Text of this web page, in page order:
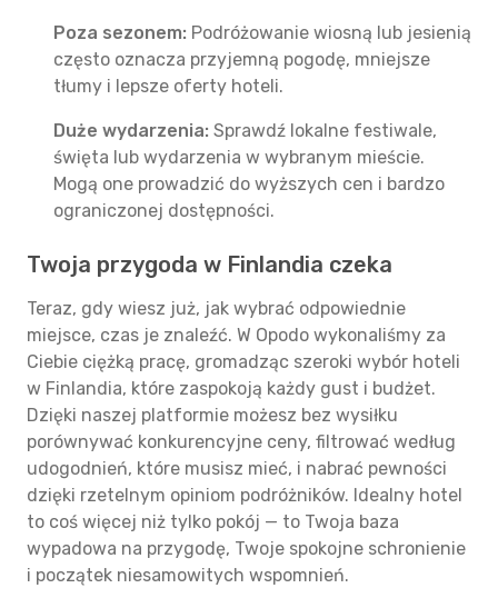
Poza sezonem: Podróżowanie wiosną lub jesienią
często oznacza przyjemną pogodę, mniejsze
tłumy i lepsze oferty hoteli.
Duże wydarzenia: Sprawdź lokalne festiwale,
święta lub wydarzenia w wybranym mieście.
Mogą one prowadzić do wyższych cen i bardzo
ograniczonej dostępności.
Twoja przygoda w Finlandia czeka
Teraz, gdy wiesz już, jak wybrać odpowiednie
miejsce, czas je znaleźć. W Opodo wykonaliśmy za
Ciebie ciężką pracę, gromadząc szeroki wybór hoteli
w Finlandia, które zaspokoją każdy gust i budżet.
Dzięki naszej platformie możesz bez wysiłku
porównywać konkurencyjne ceny, filtrować według
udogodnień, które musisz mieć, i nabrać pewności
dzięki rzetelnym opiniom podróżników. Idealny hotel
to coś więcej niż tylko pokój — to Twoja baza
wypadowa na przygodę, Twoje spokojne schronienie
i początek niesamowitych wspomnień.